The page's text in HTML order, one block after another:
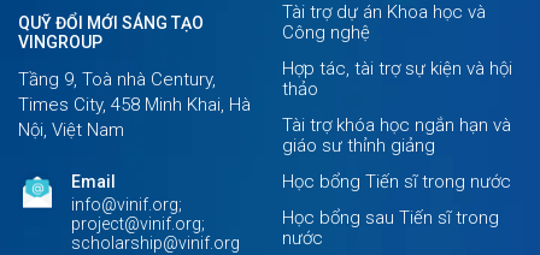
QUỸ ĐỔI MỚI SÁNG TẠO
VINGROUP
Tầng 9, Toà nhà Century,
Times City, 458 Minh Khai, Hà
Nội, Việt Nam
Email
info@vinif.org;
project@vinif.org;
scholarship@vinif.org
Tài trợ dự án Khoa học và
Công nghệ
Hợp tác, tài trợ sự kiện và hội
thảo
Tài trợ khóa học ngắn hạn và
giáo sư thỉnh giảng
Học bổng Tiến sĩ trong nước
Học bổng sau Tiến sĩ trong
nước